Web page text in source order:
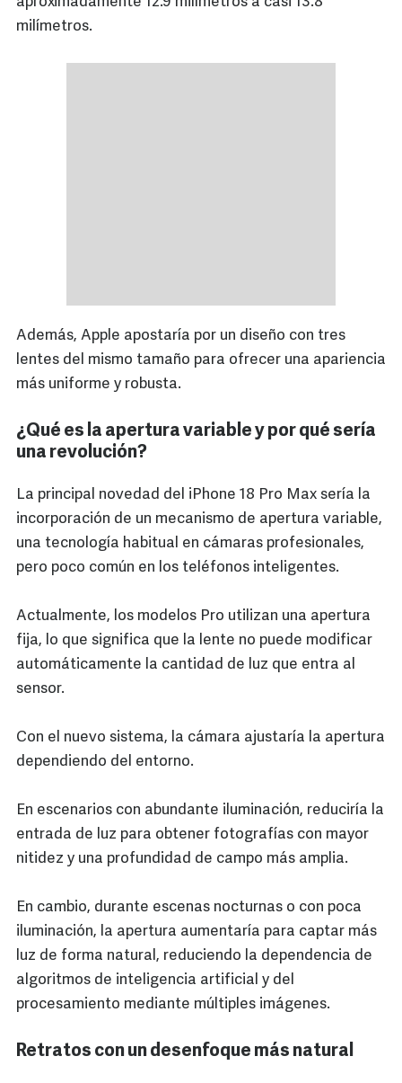
milímetros.
Además, Apple apostaría por un diseño con tres
lentes del mismo tamaño para ofrecer una apariencia
más uniforme y robusta.
¿Qué es la apertura variable y por qué sería
una revolución?
La principal novedad del iPhone 18 Pro Max sería la
incorporación de un mecanismo de apertura variable,
una tecnología habitual en cámaras profesionales,
pero poco común en los teléfonos inteligentes.
Actualmente, los modelos Pro utilizan una apertura
fija, lo que significa que la lente no puede modificar
automáticamente la cantidad de luz que entra al
sensor.
Con el nuevo sistema, la cámara ajustaría la apertura
dependiendo del entorno.
En escenarios con abundante iluminación, reduciría la
entrada de luz para obtener fotografías con mayor
nitidez y una profundidad de campo más amplia.
En cambio, durante escenas nocturnas o con poca
iluminación, la apertura aumentaría para captar más
luz de forma natural, reduciendo la dependencia de
algoritmos de inteligencia artificial y del
procesamiento mediante múltiples imágenes.
Retratos con un desenfoque más natural